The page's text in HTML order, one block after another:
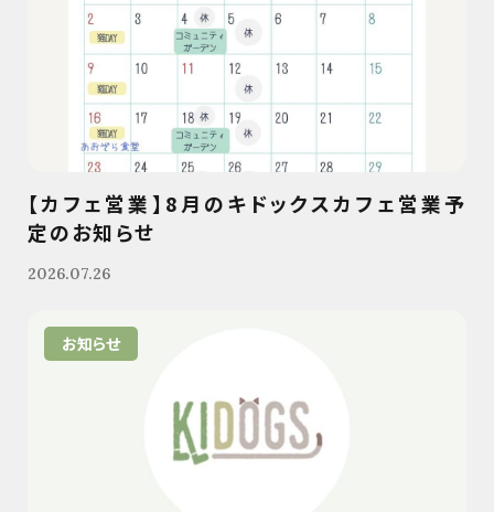
【カフェ営業】8月のキドックスカフェ営業予
定のお知らせ
2026.07.26
お知らせ